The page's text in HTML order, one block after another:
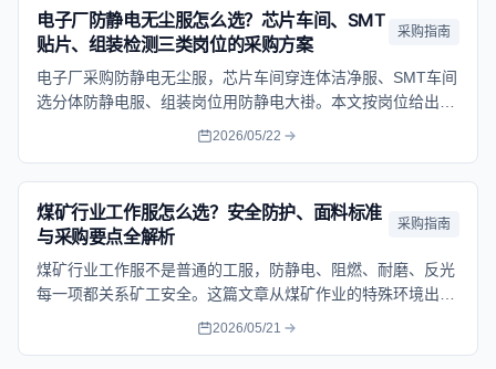
电子厂防静电无尘服怎么选？芯片车间、SMT
贴片、组装检测三类岗位的采购方案
采购指南
电子厂采购防静电无尘服，芯片车间穿连体洁净服、SMT车间
选分体防静电服、组装岗位用防静电大褂。本文按岗位给出面
2026/05/22
煤矿行业工作服怎么选？安全防护、面料标准
与采购要点全解析
采购指南
煤矿行业工作服不是普通的工服，防静电、阻燃、耐磨、反光
每一项都关系矿工安全。这篇文章从煤矿作业的特殊环境出
发，拆解工作服的安全标准、面料选择、款式设计和采购流
2026/05/21